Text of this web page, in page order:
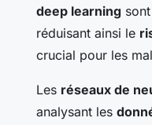
deep learning
réduisant ainsi le
crucial pour les
Les réseaux de
analysant les